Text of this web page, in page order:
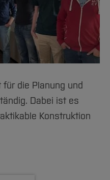
die Planung und
Dabei ist es
Konstruktion